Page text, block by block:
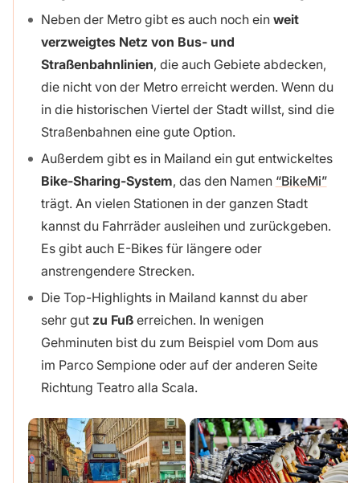
Neben der Metro gibt es auch noch ein weit
verzweigtes Netz von Bus- und
Straßenbahnlinien, die auch Gebiete abdecken,
die nicht von der Metro erreicht werden. Wenn du
in die historischen Viertel der Stadt willst, sind die
Straßenbahnen eine gute Option.
Außerdem gibt es in Mailand ein gut entwickeltes
Bike-Sharing-System, das den Namen “BikeMi”
trägt. An vielen Stationen in der ganzen Stadt
kannst du Fahrräder ausleihen und zurückgeben.
Es gibt auch E-Bikes für längere oder
anstrengendere Strecken.
Die Top-Highlights in Mailand kannst du aber
sehr gut zu Fußerreichen. In wenigen
Gehminuten bist du zum Beispiel vom Dom aus
im Parco Sempione oder auf der anderen Seite
Richtung Teatro alla Scala.